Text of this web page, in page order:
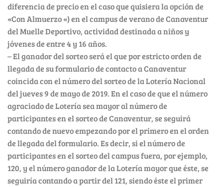
diferencia de precio en el caso que quisiera la opción de
«Con Almuerzo «) en el campus de verano de Canaventur
del Muelle Deportivo, actividad destinada a niños y
jóvenes de entre 4 y 16 años.
– El ganador del sorteo será el que por estricto orden de
llegada de su formulario de contacto a Canaventur
coincida con el número del sorteo de la Lotería Nacional
del jueves 9 de mayo de 2019. En el caso de que el número
agraciado de Lotería sea mayor al número de
participantes en el sorteo de Canaventur, se seguirá
contando de nuevo empezando por el primero en el orden
de llegada del formulario. Es decir, si el número de
participantes en el sorteo del campus fuera, por ejemplo,
120, y el número ganador de la Lotería mayor que éste, se
seguiría contando a partir del 121, siendo éste el primer